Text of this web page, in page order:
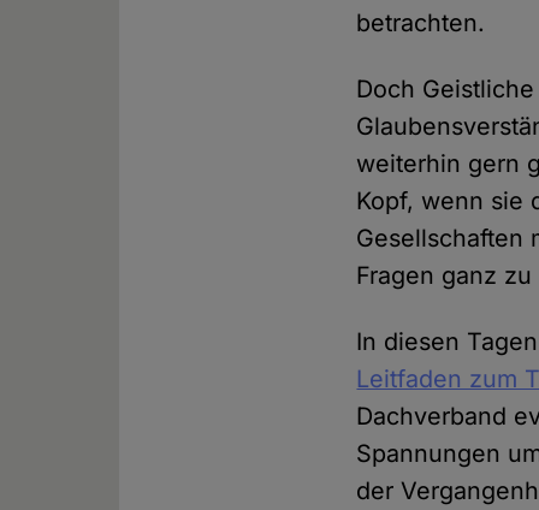
betrachten.
Doch
weiterhin gern
Kopf, wenn sie
Gesellschaften
Fragen ganz
In diesen
Leitfaden zum
Dachverband
Spannungen
der